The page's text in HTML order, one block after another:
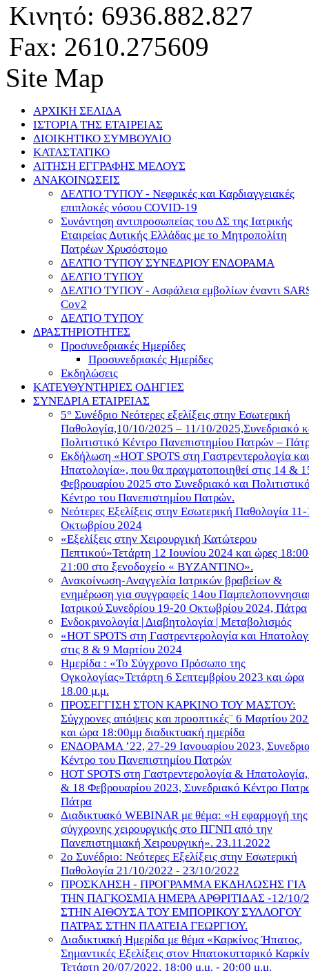
Κινητό: 6936.882.827
Fax: 2610.275609
Site Map
ΑΡΧΙΚΗ ΣΕΛΙΔΑ
ΙΣΤΟΡΙΑ ΤΗΣ ΕΤΑΙΡΕΙΑΣ
ΔΙΟΙΚΗΤΙΚΟ ΣΥΜΒΟΥΛΙΟ
ΚΑΤΑΣΤΑΤΙΚΟ
ΑΙΤΗΣΗ ΕΓΓΡΑΦΗΣ ΜΕΛΟΥΣ
ΑΝΑΚΟΙΝΩΣΕΙΣ
ΔΕΛΤΙΟ ΤΥΠΟΥ - Nεφρικές και Καρδιαγγειακές
επιπλοκές νόσου COVID-19
Συνάντηση αντιπροσωπείας του ΔΣ της Ιατρικής
Εταιρείας Δυτικής Ελλάδας με το Μητροπολίτη
Πατρέων Χρυσόστομο
ΔΕΛΤΙΟ ΤΥΠΟΥ ΣΥΝΕΔΡΙΟΥ ΕΝΔΟΡΑΜΑ
ΔΕΛΤΙΟ ΤΥΠΟΥ
ΔΕΛΤΙΟ ΤΥΠΟΥ - Ασφάλεια εμβολίων έναντι
Cov2
ΔΕΛΤΙΟ ΤΥΠΟΥ
ΔΡΑΣΤΗΡΙΟΤΗΤΕΣ
Προσυνεδριακές Ημερίδες
Προσυνεδριακές Ημερίδες
Εκδηλώσεις
ΚΑΤΕΥΘΥΝΤΗΡΙΕΣ ΟΔΗΓΙΕΣ
ΣΥΝΕΔΡΙΑ ΕΤΑΙΡΕΙΑΣ
5° Συνέδριο Νεότερες εξελίξεις στην Εσωτερική
Παθολογία,10/10/2025 – 11/10/2025,Συνεδριακό
Πολιτιστικό Κέντρο Πανεπιστημίου Πατρών –
Εκδήλωση «HOT SPOTS στη Γαστρεντερολογία και
Ηπατολογία», που θα πραγματοποιηθεί στις 14 &
Φεβρουαρίου 2025 στο Συνεδριακό και
Κέντρο του Πανεπιστημίου Πατρών.
Νεότερες Εξελίξεις στην Εσωτερική Παθολογία
Οκτωβρίου 2024
«Εξελίξεις στην Χειρουργική Κατώτερου
Πεπτικού»Τετάρτη 12 Ιουνίου 2024 και ώρες
21:00 στο ξενοδοχείο « ΒΥΖΑΝΤΙΝΟ».
Ανακοίνωση-Αναγγελία Ιατρικών βραβείων &
ενημέρωση για συγγραφείς 14ου
Ιατρικού Συνεδρίου 19-20 Οκτωβρίου 2024, Πάτρα
Ενδοκρινολογία | Διαβητολογία | Μεταβολισμός
«HOT SPOTS στη Γαστρεντερολογία και
στις 8 & 9 Μαρτίου 2024
Ημερίδα : «Το Σύγχρονο Πρόσωπο της
Ογκολογίας»Τετάρτη 6 Σεπτεμβρίου 2023 και ώρα
18.00 μ.μ.
ΠΡΟΣΕΓΓΙΣΗ ΣΤΟΝ ΚΑΡΚΙΝΟ ΤΟΥ ΜΑΣΤΟΥ:
Σύγχρονες απόψεις και προοπτικές¨ 6 Μαρτίου
και ώρα 18:00μμ διαδικτυακή ημερίδα
ΕΝΔΟΡΑΜΑ ʼ22, 27-29 Ιανουαρίου 2023,
Κέντρο του Πανεπιστημίου Πατρών
HOT SPOTS στη Γαστρεντερολογία &
& 18 Φεβρουαρίου 2023, Συνεδριακό Κέντρο
Πάτρα
Διαδικτυακό WEBINAR με θέμα: «Η εφαρμογή της
σύγχρονης χειρουργικής στο ΠΓΝΠ από την
Πανεπιστημιακή Χειρουργική». 23.11.2022
2ο Συνέδριο: Νεότερες Εξελίξεις στην Εσωτερική
Παθολογία 21/10/2022 - 23/10/2022
ΠΡΟΣΚΛΗΣΗ - ΠΡΟΓΡΑΜΜΑ ΕΚΔΗΛΩΣΗΣ ΓΙΑ
ΤΗΝ ΠΑΓΚΟΣΜΙΑ ΗΜΕΡΑ ΑΡΘΡΙΤΙΔΑΣ -12/10/
ΣΤΗΝ ΑΙΘΟΥΣΑ ΤΟΥ ΕΜΠΟΡΙΚΟΥ ΣΥΛΛΟΓΟΥ
ΠΑΤΡΑΣ ΣΤΗΝ ΠΛΑΤΕΙΑ ΓΕΩΡΓΙΟΥ.
Διαδικτυακή Ημερίδα με θέμα «Καρκίνος Ήπατος,
Σημαντικές Εξελίξεις στον Ηπατοκυτταρικό
Τετάρτη 20/07/2022, 18:00 μ.μ. - 20:00 μ.μ.